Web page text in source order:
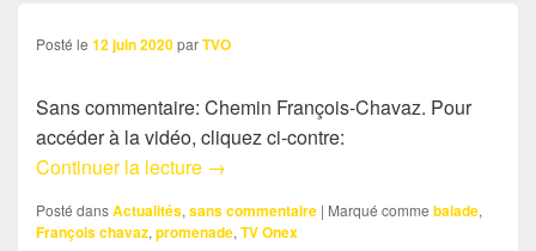
Posté le 12 juin 2020parTVO
Sans commentaire: Chemin François-Chavaz. Pour
accéder à la vidéo, cliquez ci-contre:
Continuer la lecture Sans commentaire: François-Chavaz
→
Posté dansActualités, sans commentaire | Marqué comme balade,
François chavaz, promenade, TV Onex